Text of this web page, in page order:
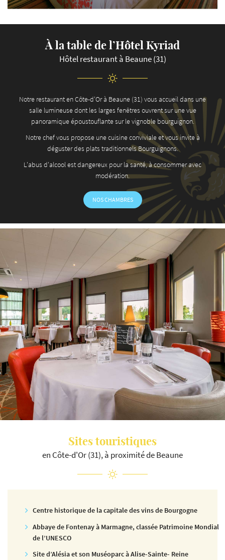
RESTAURANT
MENU
CHAMBRES
RÉSERVATION
Une question
Rejoignez-
Restez
INSCRIPTION
À la table de l’Hôtel Kyriad
Hôtel restaurant à Beaune (31)
Notre restaurant en Côte-d'Or à Beaune (31) vous accueil dans une
salle lumineuse dont les larges fenêtres ouvrent sur une vue
panoramique époustouflante sur le vignoble bourguignon.
Notre chef vous propose une cuisine conviviale et vous invite à
déguster des plats traditionnels Bourguignons.
L'abus d'alcool est dangereux pour la santé, à consommer avec
modération.
NOS CHAMBRES
Sites touristiques
en Côte-d'Or (31), à proximité de Beaune
Centre historique de la capitale des vins de Bourgogne
Abbaye de Fontenay à Marmagne, classée Patrimoine Mondial
de l’UNESCO
Site d’Alésia et son Muséoparc à Alise-Sainte- Reine